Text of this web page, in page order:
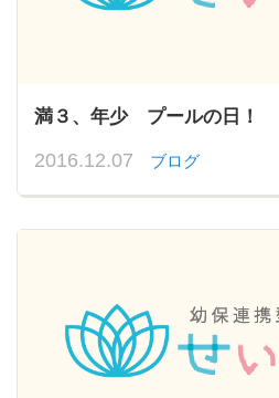
満３、年少 プールの日！
2016.12.07 ブログ